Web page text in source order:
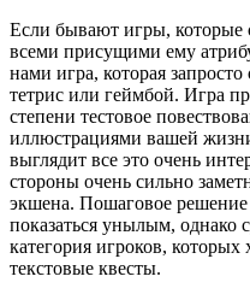
Если бывают игры, которые
всеми присущими ему
нами игра, которая
тетрис или геймбой. Игра
степени тестовое
иллюстрациями вашей
выглядит все это очень
стороны очень сильно
экшена. Пошаговое
показаться унылым, однако
категория игроков,
текстовые квесты.